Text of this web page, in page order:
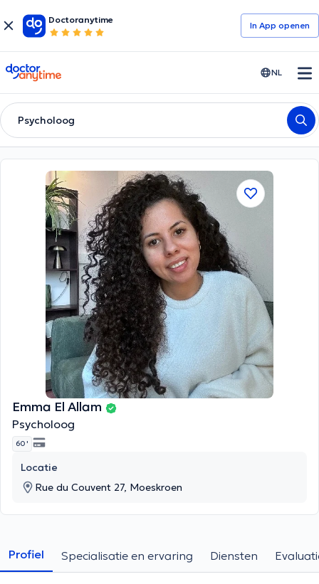
Doctoranytime
In App openen
doctoranytime NL
Psycholoog
Emma El Allam
Psycholoog
60 '
Locatie
Rue du Couvent 27, Moeskroen
Profiel Specialisatie en ervaring Diensten